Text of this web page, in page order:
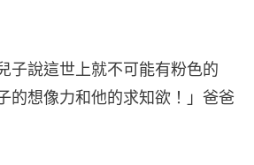
子說這世上就不可能有粉色的
的想像力和他的求知欲！」爸爸